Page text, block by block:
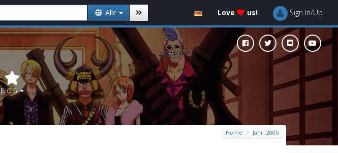
Alle Love us! Sign In/Up
BIG 5
Home Jahr: 2005